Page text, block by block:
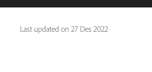
Last updated on 27 Des 2022